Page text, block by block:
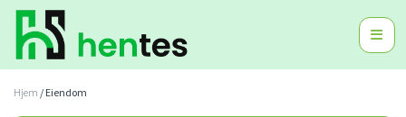
Hjem / Eiendom